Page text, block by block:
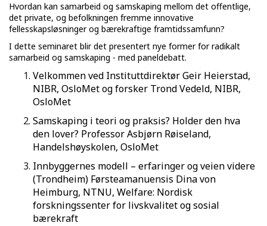
Hvordan kan samarbeid og samskaping mellom det offentlige,
det private, og befolkningen fremme innovative
fellesskapsløsninger og bærekraftige framtidssamfunn?
I dette seminaret blir det presentert nye former for radikalt
samarbeid og samskaping - med paneldebatt.
Velkommen ved Instituttdirektør Geir Heierstad,
NIBR, OsloMet og forsker Trond Vedeld, NIBR,
OsloMet
Samskaping i teori og praksis? Holder den hva
den lover? Professor Asbjørn Røiseland,
Handelshøyskolen, OsloMet
Innbyggernes modell – erfaringer og veien videre
(Trondheim) Førsteamanuensis Dina von
Heimburg, NTNU, Welfare: Nordisk
forskningssenter for livskvalitet og sosial
bærekraft